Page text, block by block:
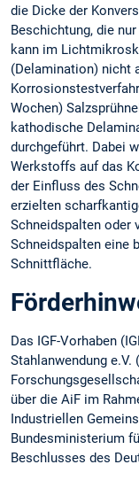
die Dicke der
Beschichtung, die
kann im
(Delamination) nicht
Wochen)
kathodische
durchgeführt. Dabei
Werkstoffs auf das
der Einfluss des
erzielten
Schneidspalten oder
Schneidspalten eine
Schnittfläche.
Das IGF-Vorhaben
Stahlanwendung e.V.
über die AiF im
Industriellen
Bundesministerium
Beschlusses des